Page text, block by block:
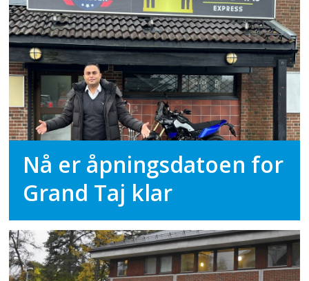
Nå er åpningsdatoen for
Grand Taj klar